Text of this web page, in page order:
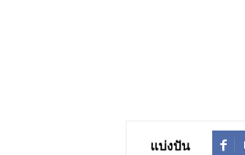
แบ่งปัน